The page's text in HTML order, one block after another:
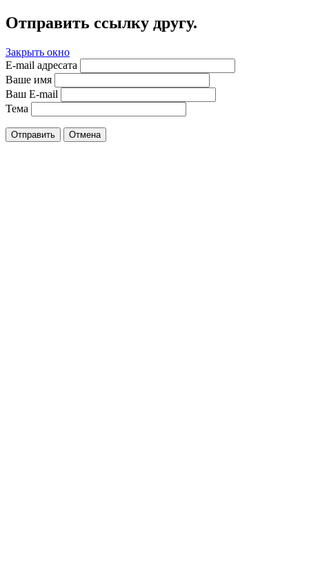
Отправить ссылку другу.
Закрыть окно
E-mail адресата
Ваше имя
Ваш E-mail
Тема
Отправить Отмена